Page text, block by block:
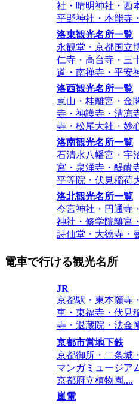
社・晴明神社・西
平野神社・本能寺
洛東観光名所一覧
永観堂・京都国立
仁寺・高台寺・三
道・南禅寺・平安
洛西観光名所一覧
嵐山・桂離宮・金
寺・神護寺・清凉
寺・松尾大社・妙
洛南観光名所一覧
石清水八幡宮・宇
宮・泉涌寺・醍醐
平等院・伏見稲荷
洛北観光名所一覧
今宮神社・円通寺
神社・修学院離宮
詩仙堂・大徳寺・
電車で行ける観光名所
JR
京都駅・東本願寺
車・東福寺・伏見
寺・退蔵院・法金
京都市営地下鉄
京都御所・二条城
マンガミュージア
京都府立植物園....
嵐電